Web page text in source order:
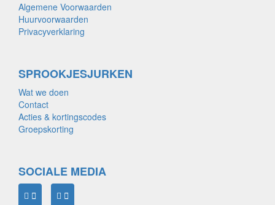
Algemene Voorwaarden
Huurvoorwaarden
Privacyverklaring
SPROOKJESJURKEN
Wat we doen
Contact
Acties & kortingscodes
Groepskorting
SOCIALE MEDIA